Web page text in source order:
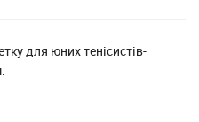
для юних тенісистів-